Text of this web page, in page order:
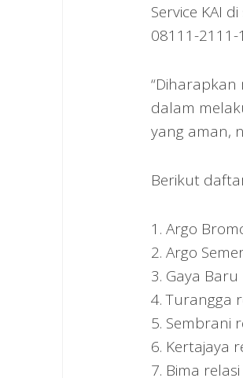
Service KAI
08111-2111-
dalam
yang aman,
Berikut
1. Argo
2. Argo
3. Gaya
4. Turangga
5. Sembrani
6. Kertajaya
7. Bima